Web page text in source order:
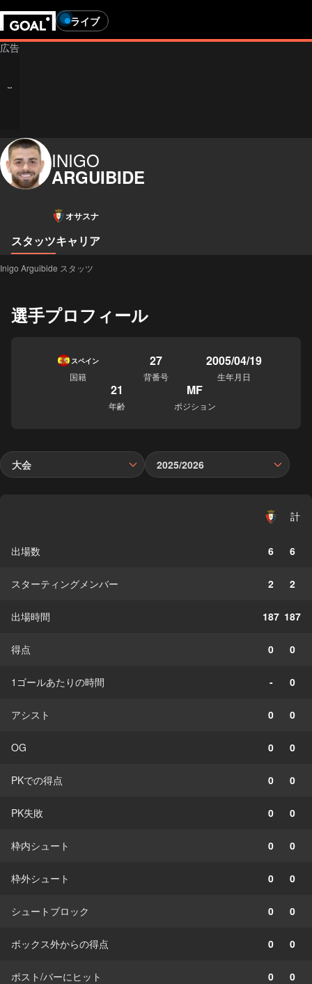
ライブ
INIGO
ARGUIBIDE
オサスナ
スタッツキャリア
Inigo Arguibide スタッツ
選手プロフィール
スペイン
国籍
27
背番号
2005/04/19
生年月日
21
年齢
MF
ポジション
大会 2025/2026
計
出場数 6 6
スターティングメンバー 2 2
出場時間 187 187
得点 0 0
1ゴールあたりの時間 - 0
アシスト 0 0
OG 0 0
PKでの得点 0 0
PK失敗 0 0
枠内シュート 0 0
枠外シュート 0 0
シュートブロック 0 0
ボックス外からの得点 0 0
ポスト/バーにヒット 0 0